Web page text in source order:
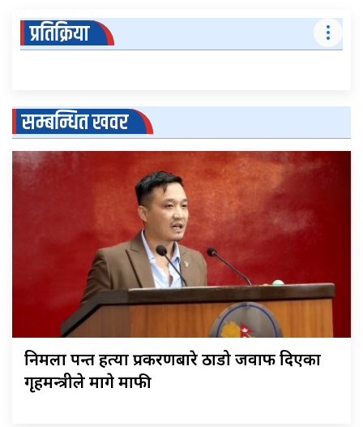
प्रतिक्रिया
सम्बन्धित खवर
निर्मला पन्त हत्या प्रकरणबारे ठाडो जवाफ दिएका
गृहमन्त्रीले मागे माफी